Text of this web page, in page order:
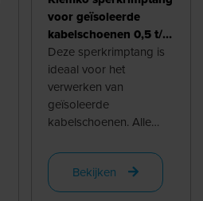
voor geïsoleerde
kabelschoenen 0,5 t/m
6,0 mm², 45°
Deze sperkrimptang is
ideaal voor het
verwerken van
geïsoleerde
kabelschoenen. Alle
en 6,0mm2 worden
gekrompen door de
verschillende ...
Bekijken